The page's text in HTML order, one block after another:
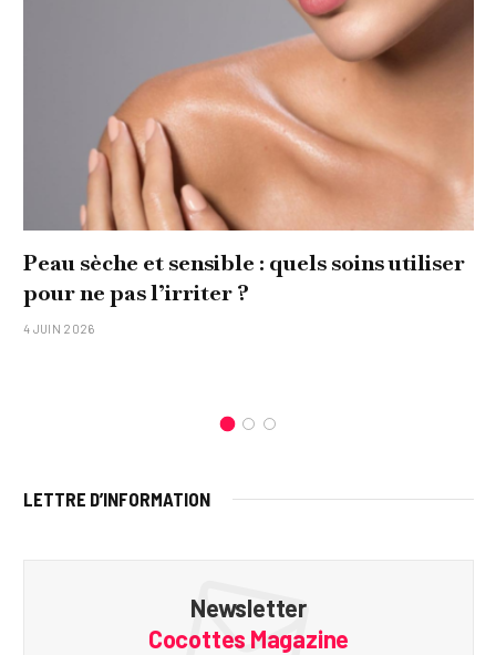
soins utiliser
Comment réaliser un
original pour sa famille ?
LETTRE D’INFORMATION
Newsletter
Cocottes Magazine